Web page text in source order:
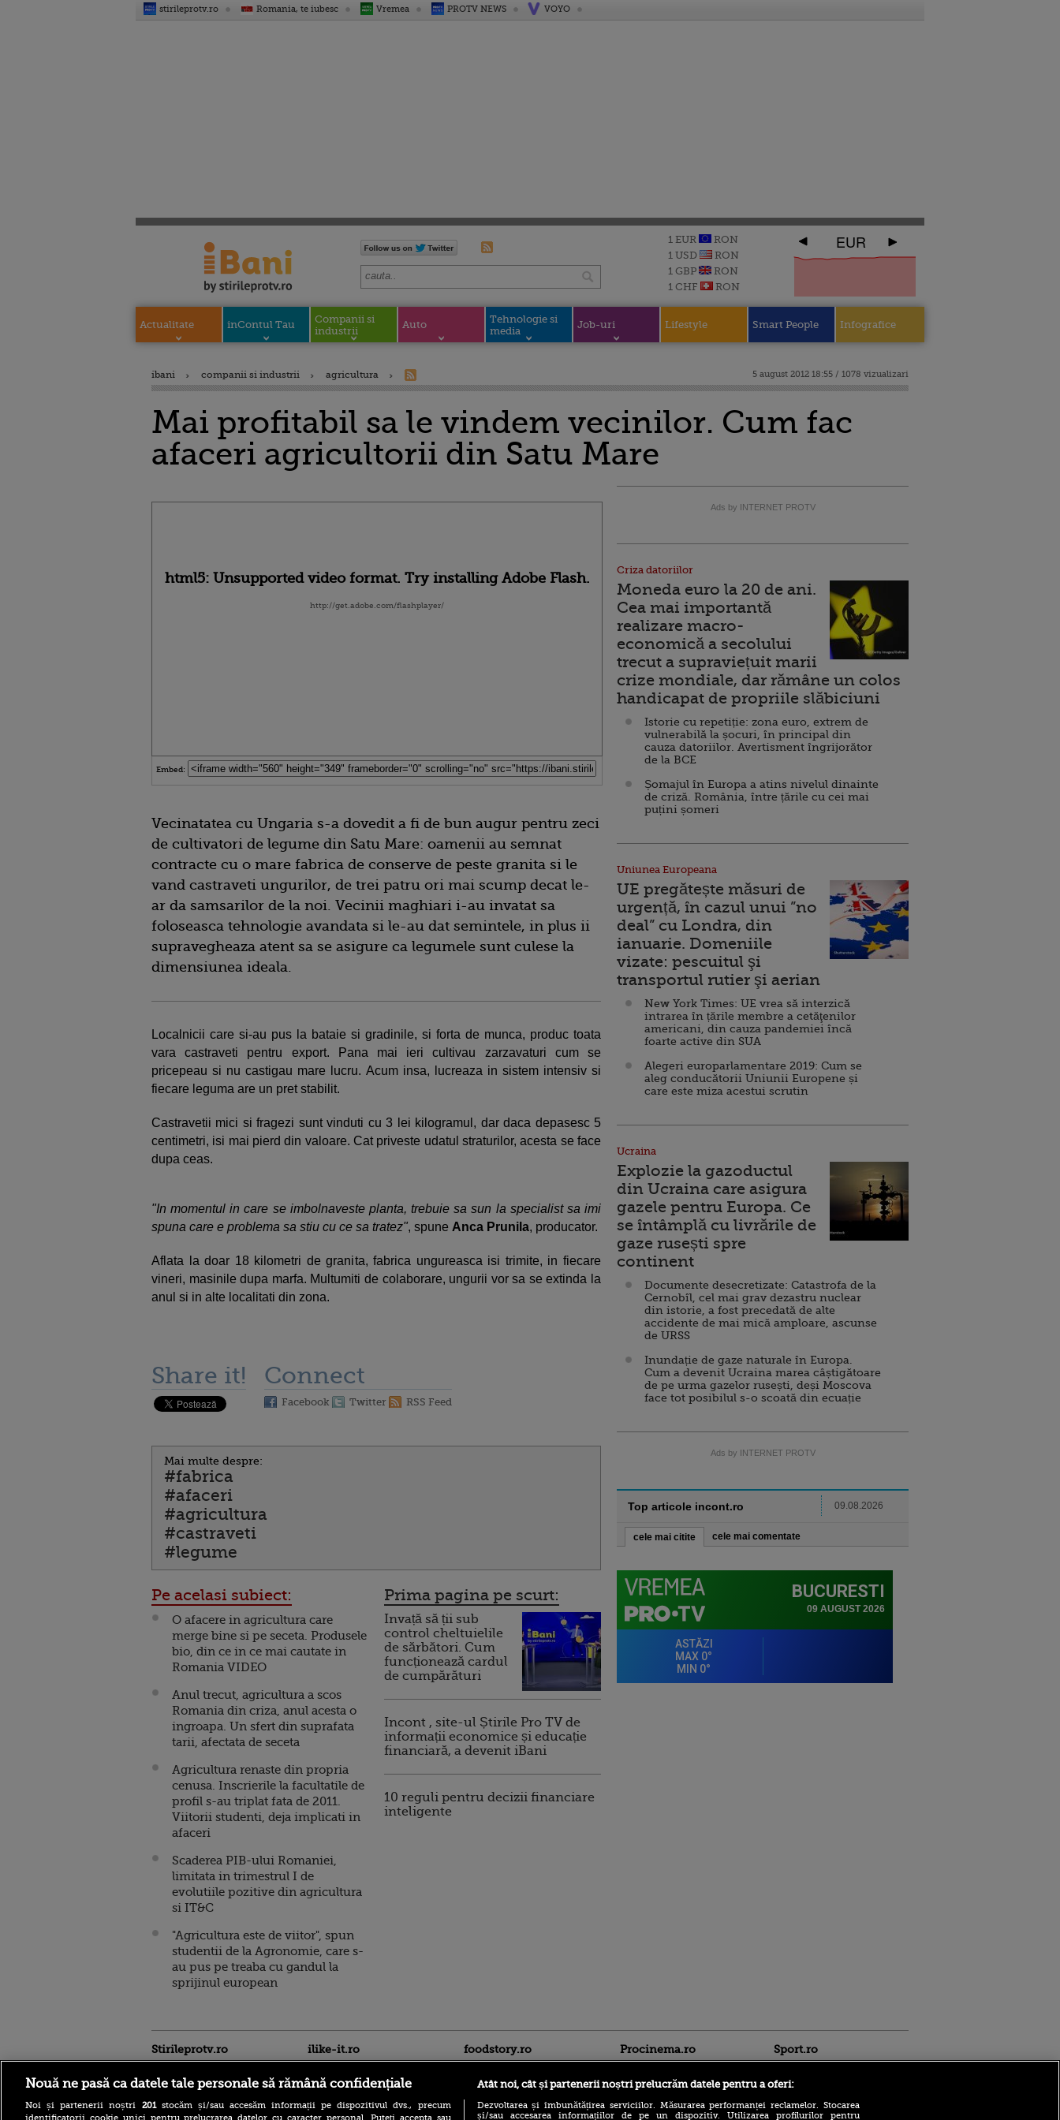
stirileprotv.ro Romania, te iubesc Vremea PROTV NEWS VOYO
1 EUR
RON
1 USD
RON
1 GBP
RON
1 CHF
RON
EUR
Actualitate inContul Tau
Companii si
industrii
Auto
Tehnologie si
media
Job-uri Lifestyle Smart People Infografice
ibani companii si industrii agricultura 5 august 2012 18:55 / 1078 vizualizari
Mai profitabil sa le vindem vecinilor. Cum fac
afaceri agricultorii din Satu Mare
html5: Unsupported video format. Try installing Adobe Flash.
http://get.adobe.com/flashplayer/
Embed:
Vecinatatea cu Ungaria s-a dovedit a fi de bun augur pentru zeci
de cultivatori de legume din Satu Mare: oamenii au semnat
contracte cu o mare fabrica de conserve de peste granita si le
vand castraveti ungurilor, de trei patru ori mai scump decat le-
ar da samsarilor de la noi. Vecinii maghiari i-au invatat sa
foloseasca tehnologie avandata si le-au dat semintele, in plus ii
supravegheaza atent sa se asigure ca legumele sunt culese la
dimensiunea ideala.
Localnicii care si-au pus la bataie si gradinile, si forta de munca, produc toata
vara castraveti pentru export. Pana mai ieri cultivau zarzavaturi cum se
pricepeau si nu castigau mare lucru. Acum insa, lucreaza in sistem intensiv si
fiecare leguma are un pret stabilit.
Castravetii mici si fragezi sunt vinduti cu 3 lei kilogramul, dar daca depasesc 5
centimetri, isi mai pierd din valoare. Cat priveste udatul straturilor, acesta se face
dupa ceas.
"In momentul in care se imbolnaveste planta, trebuie sa sun la specialist sa imi
spuna care e problema sa stiu cu ce sa tratez", spune Anca Prunila, producator.
Aflata la doar 18 kilometri de granita, fabrica ungureasca isi trimite, in fiecare
vineri, masinile dupa marfa. Multumiti de colaborare, ungurii vor sa se extinda la
anul si in alte localitati din zona.
Share it! Connect
Facebook Twitter RSS Feed
Mai multe despre:
#fabrica
#afaceri
#agricultura
#castraveti
#legume
Pe acelasi subiect:
O afacere in agricultura care
merge bine si pe seceta. Produsele
bio, din ce in ce mai cautate in
Romania VIDEO
Anul trecut, agricultura a scos
Romania din criza, anul acesta o
ingroapa. Un sfert din suprafata
tarii, afectata de seceta
Agricultura renaste din propria
cenusa. Inscrierile la facultatile de
profil s-au triplat fata de 2011.
Viitorii studenti, deja implicati in
afaceri
Scaderea PIB-ului Romaniei,
limitata in trimestrul I de
evolutiile pozitive din agricultura
si IT&C
"Agricultura este de viitor", spun
studentii de la Agronomie, care s-
au pus pe treaba cu gandul la
sprijinul european
Prima pagina pe scurt:
Invață să ții sub
control cheltuielile
de sărbători. Cum
funcționează cardul
de cumpărături
Incont , site-ul Știrile Pro TV de
informații economice și educație
financiară, a devenit iBani
10 reguli pentru decizii financiare
inteligente
Ads by INTERNET PROTV
Criza datoriilor
Moneda euro la 20 de ani.
Cea mai importantă
realizare macro-
economică a secolului
trecut a supraviețuit marii
crize mondiale, dar rămâne un colos
handicapat de propriile slăbiciuni
Istorie cu repetiție: zona euro, extrem de
vulnerabilă la șocuri, în principal din
cauza datoriilor. Avertisment îngrijorător
de la BCE
Șomajul în Europa a atins nivelul dinainte
de criză. România, între țările cu cei mai
puțini șomeri
Uniunea Europeana
UE pregătește măsuri de
urgență, în cazul unui ”no
deal” cu Londra, din
ianuarie. Domeniile
vizate: pescuitul şi
transportul rutier şi aerian
New York Times: UE vrea să interzică
intrarea în țările membre a cetăţenilor
americani, din cauza pandemiei încă
foarte active din SUA
Alegeri europarlamentare 2019: Cum se
aleg conducătorii Uniunii Europene și
care este miza acestui scrutin
Ucraina
Explozie la gazoductul
din Ucraina care asigura
gazele pentru Europa. Ce
se întâmplă cu livrările de
gaze rusești spre
continent
Documente desecretizate: Catastrofa de la
Cernobîl, cel mai grav dezastru nuclear
din istorie, a fost precedată de alte
accidente de mai mică amploare, ascunse
de URSS
Inundație de gaze naturale în Europa.
Cum a devenit Ucraina marea câștigătoare
de pe urma gazelor rusești, deși Moscova
face tot posibilul s-o scoată din ecuație
Ads by INTERNET PROTV
Top articole incont.ro 09.08.2026
cele mai citite cele mai comentate
Stirileprotv.ro ilike-it.ro foodstory.ro Procinema.ro Sport.ro
Nouă ne pasă ca datele tale personale să rămână confidențiale
Noi și partenerii noștri 201stocăm și/sau accesăm informații pe dispozitivul dvs., precum
Atât noi, cât și partenerii noștri prelucrăm datele pentru a oferi:
Dezvoltarea și îmbunătățirea serviciilor. Măsurarea performanței reclamelor. Stocarea
și/sau accesarea informațiilor de pe un dispozitiv. Utilizarea profilurilor pentru